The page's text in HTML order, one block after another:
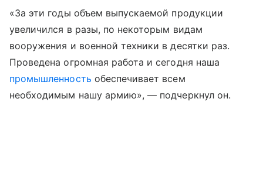
«За эти годы объем выпускаемой продукции
увеличился в разы, по некоторым видам
вооружения и военной техники в десятки раз.
Проведена огромная работа и сегодня наша
промышленность обеспечивает всем
необходимым нашу армию», — подчеркнул он.